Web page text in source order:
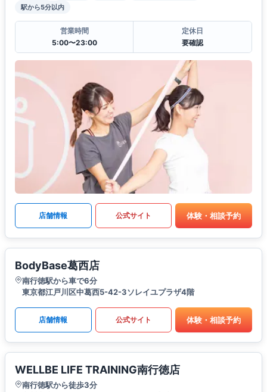
駅から5分以内
営業時間
5:00〜23:00
定休日
要確認
店舗情報 公式サイト 体験・相談予約
BodyBase葛西店
南行徳駅から車で6分
東京都江戸川区中葛西5-42-3ソレイユプラザ4階
店舗情報 公式サイト 体験・相談予約
WELLBE LIFE TRAINING南行徳店
南行徳駅から徒歩3分